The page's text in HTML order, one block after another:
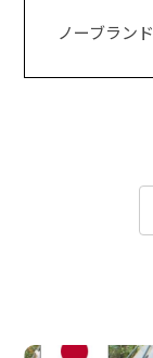
ノーブランド